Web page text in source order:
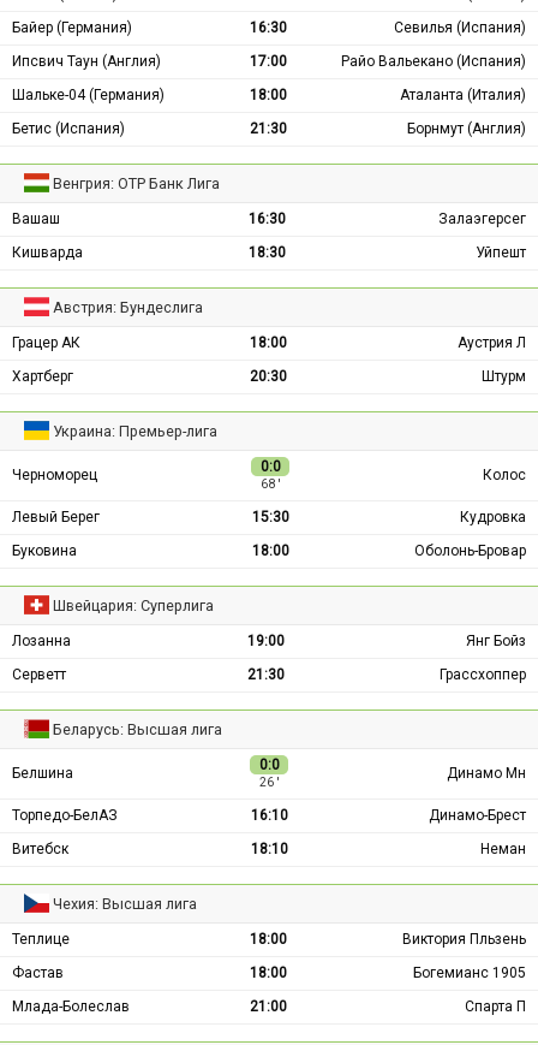
Байер (Германия)
16:30
Севилья (Испания)
Ипсвич Таун (Англия)
17:00
Райо Вальекано (Испания)
Шальке-04 (Германия)
18:00
Аталанта (Италия)
Бетис (Испания)
21:30 Борнмут (Англия)
Венгрия: ОТР Банк Лига
Вашаш 16:30
Залаэгерсег
Кишварда
18:30 Уйпешт
Австрия: Бундеслига
Грацер АК 18:00
Аустрия Л
Хартберг
20:30 Штурм
Украина: Премьер-лига
Черноморец 0:0
68 ′
Колос
Левый Берег 15:30
Кудровка
Буковина
18:00 Оболонь-Бровар
Швейцария: Суперлига
Лозанна 19:00
Янг Бойз
Серветт
21:30 Грассхоппер
Беларусь: Высшая лига
Белшина 0:0
26 ′
Динамо Мн
Торпедо-БелАЗ 16:10
Динамо-Брест
Витебск
18:10 Неман
Чехия: Высшая лига
Теплице 18:00
Виктория Пльзень
Фастав
18:00
Богемианс 1905
Млада-Болеслав
21:00 Спарта П